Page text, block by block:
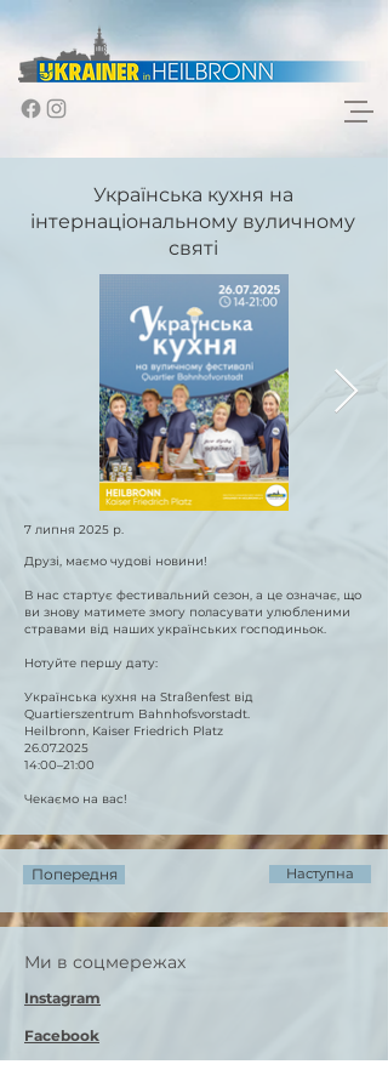
Українська кухня на
інтернаціональному вуличному
святі
7 липня 2025 р.
Друзі, маємо чудові новини!
В нас стартує фестивальний сезон, а це означає, що
ви знову матимете змогу поласувати улюбленими
стравами від наших українських господиньок.
Нотуйте першу дату:
Українська кухня на Straßenfest від
Quartierszentrum Bahnhofsvorstadt.
Heilbronn, Kaiser Friedrich Platz
26.07.2025
14:00–21:00
Чекаємо на ваc!
Попередня Наступна
Ми в соцмережах
Instagram
Facebook